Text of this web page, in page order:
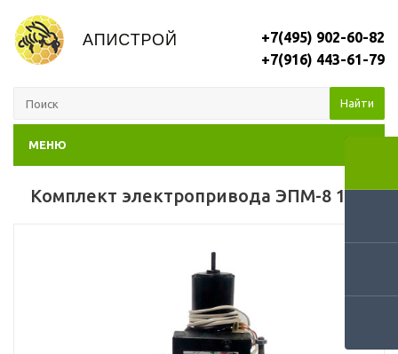
+7(495) 902-60-82
+7(916) 443-61-79
Найти
МЕНЮ
Комплект электропривода ЭПМ-8 12V